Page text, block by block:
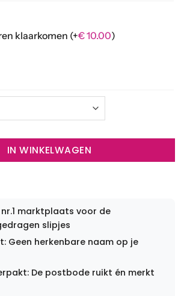
klaarkomen (+€10.00)
IN WINKELWAGEN
nr.1 marktplaats voor de
slipjes
Geen herkenbare naam op je
De postbode ruikt én merkt